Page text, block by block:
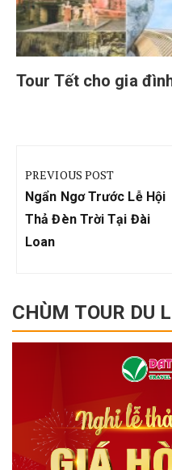
Tour Tết cho gia
hướng
bài
viết
PREVIOUS POST
Previous
Post:
Ngẩn Ngơ Trước Lễ Hội
Thả Đèn Trời Tại Đài
Loan
CHÙM TOUR DU